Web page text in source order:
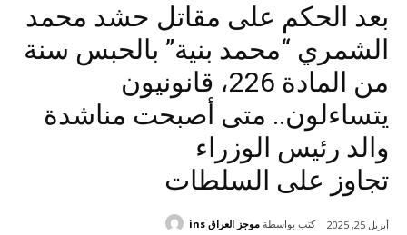
بعد الحكم على مقاتل حشد محمد
الشمري “محمد بنية” بالحبس سنة
من المادة 226، قانونيون
يتساءلون.. متى أصبحت مناشدة
والد رئيس الوزراء
تجاوز على السلطات
أبريل 25, 2025 كتب بواسطة موجز العراق ins